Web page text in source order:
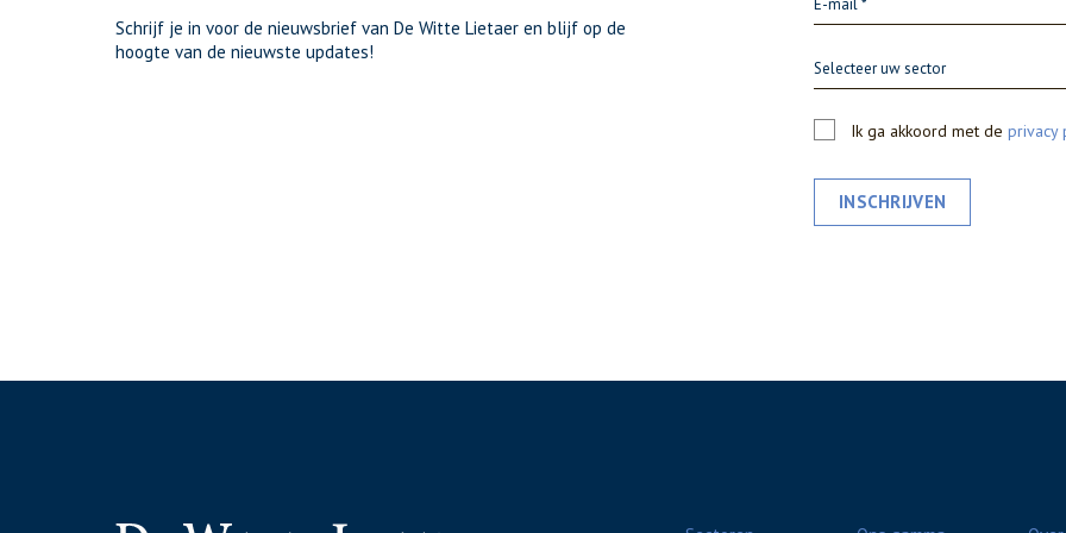
Schrijf je in voor de nieuwsbrief van De Witte Lietaer en blijf op de
hoogte van de nieuwste updates!
Selecteer uw sector
Ik ga akkoord met de privacy
INSCHRIJVEN